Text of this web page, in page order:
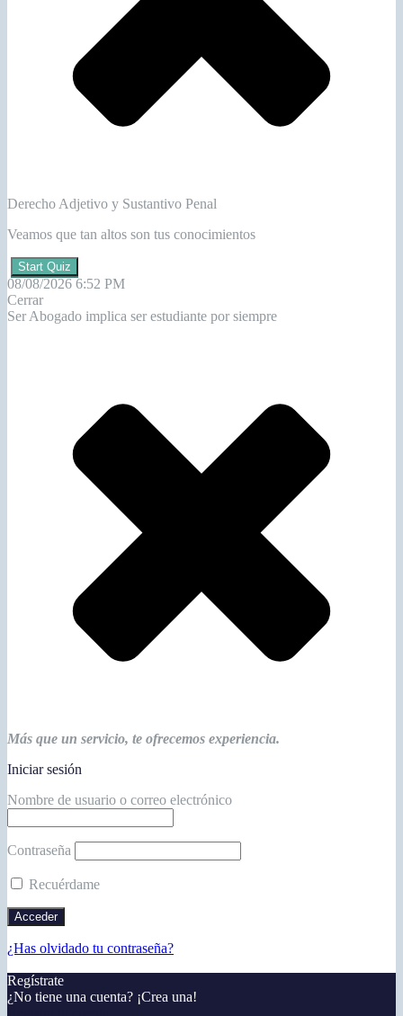
Derecho Adjetivo y Sustantivo Penal
Veamos que tan altos son tus conocimientos
Start Quiz
08/08/2026 6:52 PM
Cerrar
Ser Abogado implica ser estudiante por siempre
Más que un servicio, te ofrecemos experiencia.
Iniciar sesión
Nombre de usuario o correo electrónico
Contraseña
Recuérdame
¿Has olvidado tu contraseña?
Regístrate
¿No tiene una cuenta? ¡Crea una!